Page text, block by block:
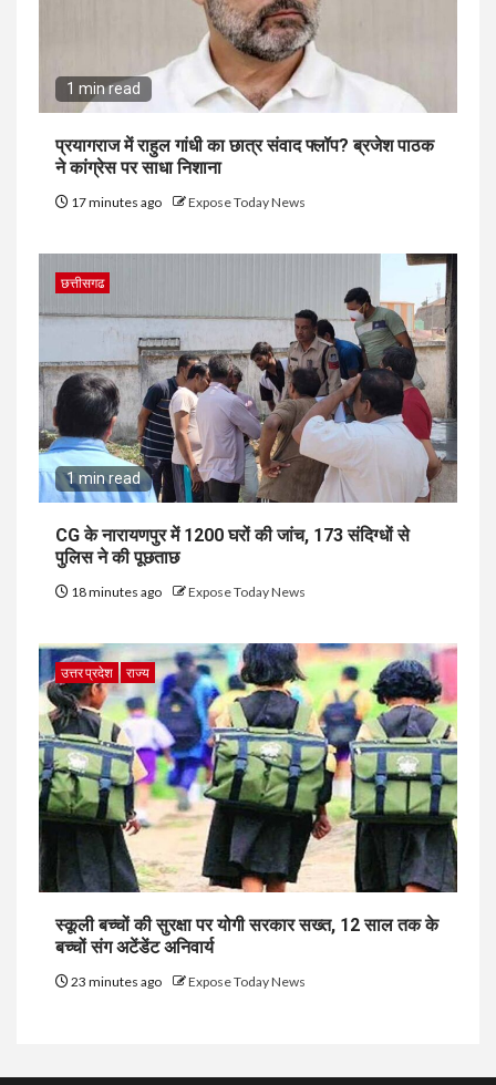
1 min read
प्रयागराज में राहुल गांधी का छात्र संवाद फ्लॉप? ब्रजेश पाठक
ने कांग्रेस पर साधा निशाना
17 minutes ago Expose Today News
छत्तीसगढ
1 min read
CG के नारायणपुर में 1200 घरों की जांच, 173 संदिग्धों से
पुलिस ने की पूछताछ
18 minutes ago Expose Today News
उत्तर प्रदेश राज्य
स्कूली बच्चों की सुरक्षा पर योगी सरकार सख्त, 12 साल तक के
बच्चों संग अटेंडेंट अनिवार्य
23 minutes ago Expose Today News